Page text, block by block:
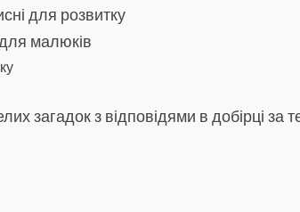
для розвитку
малюків
загадок з відповідями в добірці за